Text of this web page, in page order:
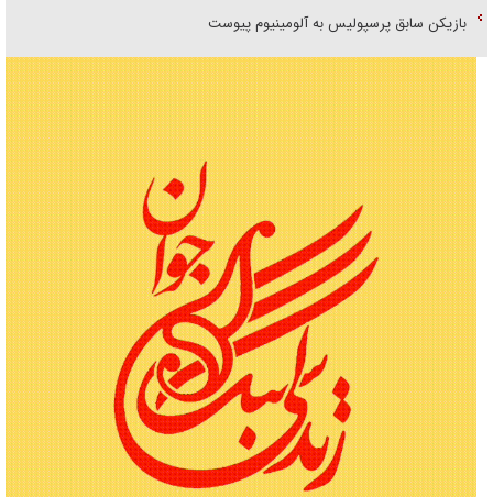
بازیکن سابق پرسپولیس به آلومینیوم پیوست